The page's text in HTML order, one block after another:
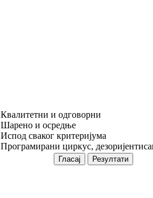
Квалитетни и одговорни
Шарено и осредње
Испод сваког критеријума
Програмирани циркус,